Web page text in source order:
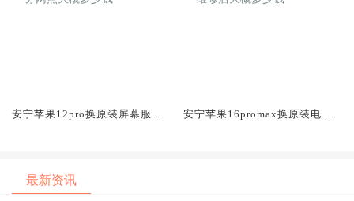
安宁苹果12pro换原装屏幕服务
安宁苹果16promax换原装电池
最新资讯